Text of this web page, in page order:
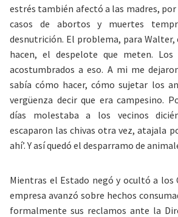
estrés también afectó a las madres,
casos de abortos y muertes
desnutrición. El problema, para Walter,
hacen, el despelote que meten.
acostumbrados a eso. A mi me
sabía cómo hacer, cómo sujetar los
vergüenza decir que era campesino.
días molestaba a los vecinos
escaparon las chivas otra vez, atajala
ahí’. Y así quedó el desparramo de
Mientras el Estado negó y ocultó a los
empresa avanzó sobre hechos
formalmente sus reclamos ante la